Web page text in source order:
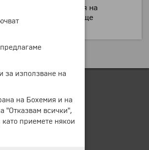
резиденция на
курорт, наричан още
за използване на
на Бохемия и на
"Отказвам всички",
приемете някои